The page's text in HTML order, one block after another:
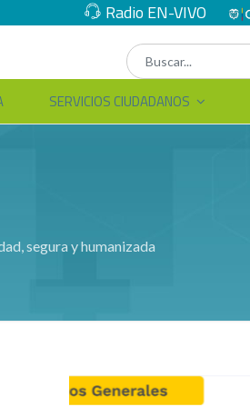
Radio EN-VIVO
SERVICIOS CIUDADANOS
segura y humanizada